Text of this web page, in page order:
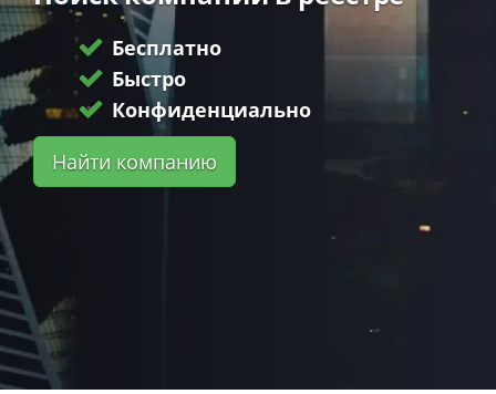
Бесплатно
Быстро
Конфиденциально
Найти компанию